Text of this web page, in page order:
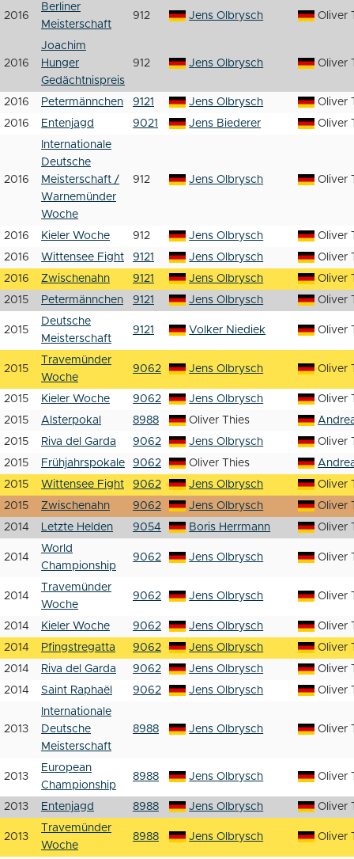
2016
Berliner
Meisterschaft
912 Jens Olbrysch Oliver
2016
Joachim
Hunger
Gedächtnispreis
912 Jens Olbrysch Oliver
2016 Petermännchen 9121 Jens Olbrysch
Oliver
2016
Entenjagd 9021 Jens Biederer Oliver
2016
Internationale
Deutsche
Meisterschaft /
Warnemünder
Woche
912 Jens Olbrysch Oliver
2016 Kieler Woche 912 Jens Olbrysch
Oliver
2016
Wittensee Fight 9121 Jens Olbrysch
Oliver
2016
Zwischenahn 9121 Jens Olbrysch
Oliver
2015
Petermännchen 9121 Jens Olbrysch Oliver
2015
Deutsche
Meisterschaft
9121 Volker Niediek Oliver
2015
Travemünder
Woche
9062 Jens Olbrysch Oliver
2015 Kieler Woche 9062 Jens Olbrysch
Oliver
2015
Alsterpokal 8988 Oliver Thies
2015
Riva del Garda 9062 Jens Olbrysch
Oliver
2015
Frühjahrspokale 9062 Oliver Thies
2015
Wittensee Fight 9062 Jens Olbrysch
Oliver
2015
Zwischenahn 9062 Jens Olbrysch
Oliver
2014
Letzte Helden 9054 Boris Herrmann Oliver
2014
World
Championship
9062 Jens Olbrysch Oliver
2014
Travemünder
Woche
9062 Jens Olbrysch Oliver
2014 Kieler Woche 9062 Jens Olbrysch
Oliver
2014
Pfingstregatta 9062 Jens Olbrysch
Oliver
2014
Riva del Garda 9062 Jens Olbrysch
Oliver
2014
Saint Raphaël 9062 Jens Olbrysch Oliver
2013
Internationale
Deutsche
Meisterschaft
8988 Jens Olbrysch Oliver
2013
European
Championship
8988 Jens Olbrysch Oliver
2013 Entenjagd 8988 Jens Olbrysch Oliver
2013
Travemünder
Woche
8988 Jens Olbrysch Oliver